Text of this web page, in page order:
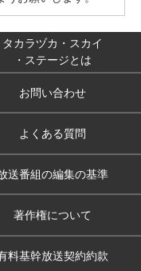
タカラヅカ・スカイ
・ステージとは
お問い合わせ
よくある質問
送番組の編集の基準
著作権について
料基幹放送契約約款